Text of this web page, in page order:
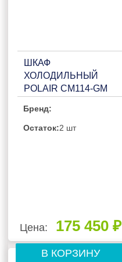
ШКАФ
ХОЛОДИЛЬНЫЙ
POLAIR CM114-GM
Бренд:
Остаток:2 шт
Цена: 175 450 ₽
В КОРЗИНУ